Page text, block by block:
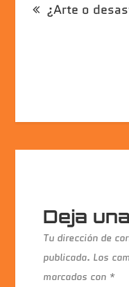
de¿Arte o
Deja
Tu dirección de
publicada. Los
marcados con *